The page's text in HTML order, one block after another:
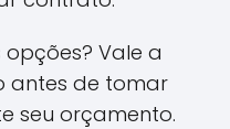
Vale a
antes de tomar
seu orçamento.